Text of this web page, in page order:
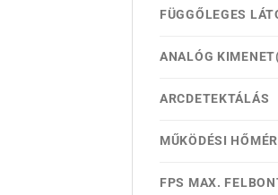
FÜGGŐLEGES
ANALÓG
ARCDETEKTÁLÁS
MŰKÖDÉSI
FPS MAX.